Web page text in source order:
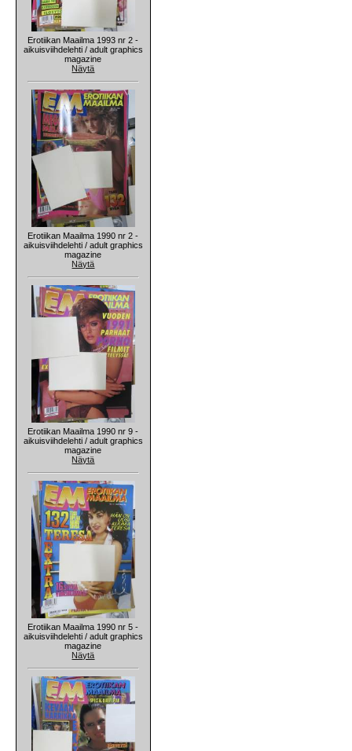
Erotiikan Maailma 1993 nr 2 -
aikuisviihdelehti / adult graphics
magazine
Näytä
Erotiikan Maailma 1990 nr 2 -
aikuisviihdelehti / adult graphics
magazine
Näytä
Erotiikan Maailma 1990 nr 9 -
aikuisviihdelehti / adult graphics
magazine
Näytä
Erotiikan Maailma 1990 nr 5 -
aikuisviihdelehti / adult graphics
magazine
Näytä